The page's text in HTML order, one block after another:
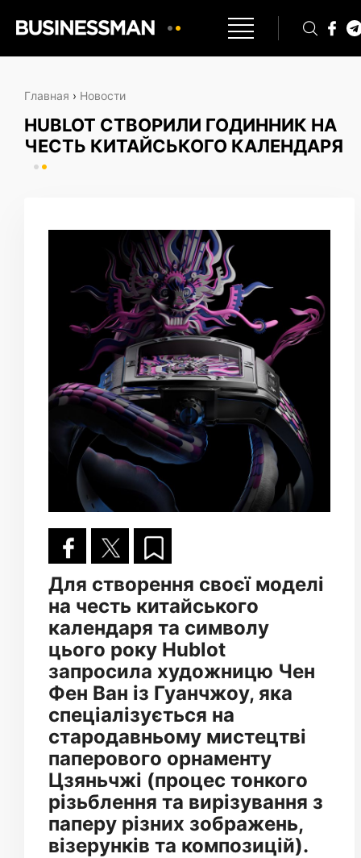
Главная › Новости
HUBLOT СТВОРИЛИ ГОДИННИК НА
ЧЕСТЬ КИТАЙСЬКОГО КАЛЕНДАРЯ
Для створення своєї моделі
на честь китайського
календаря та символу
цього року Hublot
запросила художницю Чен
Фен Ван із Гуанчжоу, яка
спеціалізується на
стародавньому мистецтві
паперового орнаменту
Цзяньчжі (процес тонкого
різьблення та вирізування з
паперу різних зображень,
візерунків та композицій).